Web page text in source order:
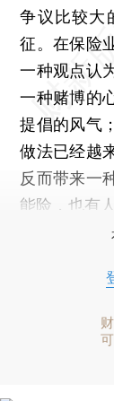
争议比较大
征。在保险
一种观点认
一种赌博的
提倡的风气
做法已经越
反而带来一
能险 ，也有